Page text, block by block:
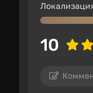
миссии,
10